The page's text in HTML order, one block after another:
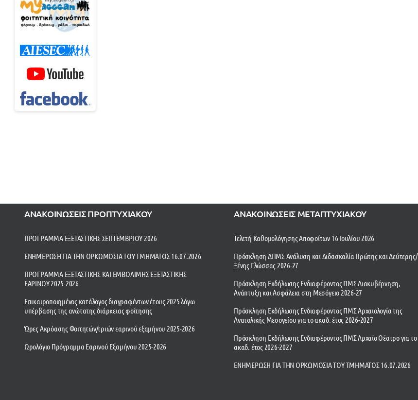
ΑΝΑΚΟΙΝΩΣΕΙΣ ΠΡΟΠΤΥΧΙΑΚΟΥ
ΠΡΟΓΡΑΜΜΑ ΕΞΕΤΑΣΤΙΚΗΣ ΣΕΠΤΕΜΒΡΙΟΥ 2026
ΕΝΗΜΕΡΩΣΗ ΓΙΑ ΤΗΝ ΟΡΚΩΜΟΣΙΑ ΤΟΥ ΤΜΗΜΑΤΟΣ 16.07.2026
ΠΡΟΓΡΑΜΜΑ ΕΞΕΤΑΣΤΙΚΗΣ ΚΑΙ ΕΜΒΟΛΙΜΗΣ ΕΞΕΤΑΣΤΙΚΗΣ
ΕΑΡΙΝΟΥ 2025-2026
Επικαιροποιημένος κατάλογος διαγραφέντων έτους 2025 λόγω
υπέρβασης της ανώτατης διάρκειας φοίτησης
Ώρες Ακρόασης Φοιτητών/τριών εαρινού εξαμήνου 2025-2026
Ωρολόγιο Πρόγραμμα Εαρινού Εξαμήνου 2025-2026
ΑΝΑΚΟΙΝΩΣΕΙΣ ΜΕΤΑΠΤΥΧΙΑΚΟΥ
Τελετή Καθομολόγησης Αποφοίτων 16 Ιουλίου 2026
Πρόσκληση ΔΠΜΣ Ανάλυση και Διδασκαλία Πρώτης και Δεύτερης/
Ξένης Γλώσσας 2026-27
Πρόσκληση Εκδήλωσης Ενδιαφέροντος ΠΜΣ Διακυβέρνηση,
Ανάπτυξη και Ασφάλεια στη Μεσόγειο 2026-27
Πρόσκληση Εκδήλωσης Ενδιαφέροντος ΠΜΣ Αρχαιολογία της
Ανατολικής Μεσογείου για το ακαδ. έτος 2026-2027
Πρόσκληση Εκδήλωσης Ενδιαφέροντος ΠΜΣ Αρχαίο Θέατρο για το
ακαδ. έτος 2026-2027
ΕΝΗΜΕΡΩΣΗ ΓΙΑ ΤΗΝ ΟΡΚΩΜΟΣΙΑ ΤΟΥ ΤΜΗΜΑΤΟΣ 16.07.2026